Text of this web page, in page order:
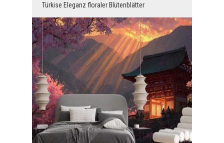
Türkise Eleganz floraler Blütenblätter